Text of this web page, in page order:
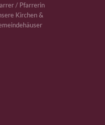
/ Pfarrerin
Kirchen &